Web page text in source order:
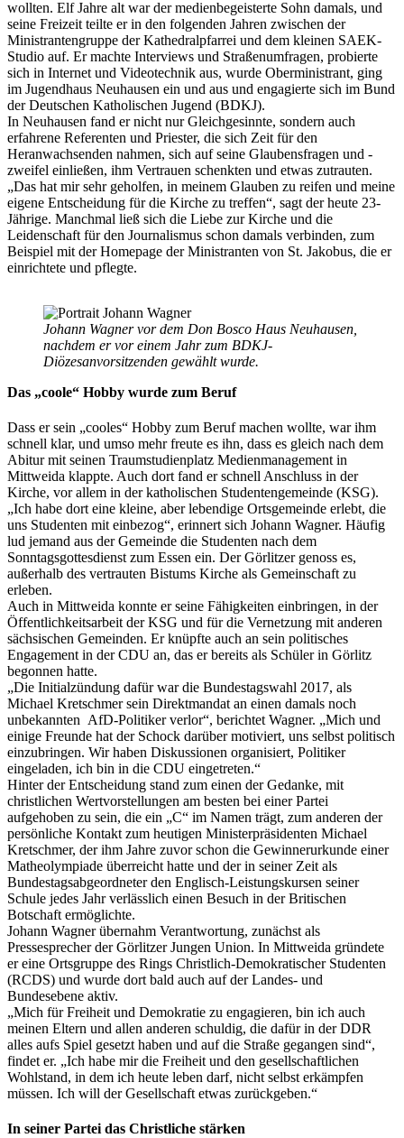
wollten. Elf Jahre alt war der medienbegeisterte Sohn damals, und
seine Freizeit teilte er in den folgenden Jahren zwischen der
Ministrantengruppe der Kathedralpfarrei und dem kleinen SAEK-
Studio auf. Er machte Interviews und Straßenumfragen, probierte
sich in Internet und Videotechnik aus, wurde Oberministrant, ging
im Jugendhaus Neuhausen ein und aus und engagierte sich im Bund
der Deutschen Katholischen Jugend (BDKJ).
In Neuhausen fand er nicht nur Gleichgesinnte, sondern auch
erfahrene Referenten und Priester, die sich Zeit für den
Heranwachsenden nahmen, sich auf seine Glaubensfragen und -
zweifel einließen, ihm Vertrauen schenkten und etwas zutrauten.
„Das hat mir sehr geholfen, in meinem Glauben zu reifen und meine
eigene Entscheidung für die Kirche zu treffen“, sagt der heute 23-
Jährige. Manchmal ließ sich die Liebe zur Kirche und die
Leidenschaft für den Journalismus schon damals verbinden, zum
Beispiel mit der Homepage der Ministranten von St. Jakobus, die er
einrichtete und pflegte.
Johann Wagner vor dem Don Bosco Haus Neuhausen,
nachdem er vor einem Jahr zum BDKJ-
Diözesanvorsitzenden gewählt wurde.
Das „coole“ Hobby wurde zum Beruf
Dass er sein „cooles“ Hobby zum Beruf machen wollte, war ihm
schnell klar, und umso mehr freute es ihn, dass es gleich nach dem
Abitur mit seinen Traumstudienplatz Medienmanagement in
Mittweida klappte. Auch dort fand er schnell Anschluss in der
Kirche, vor allem in der katholischen Studentengemeinde (KSG).
„Ich habe dort eine kleine, aber lebendige Ortsgemeinde erlebt, die
uns Studenten mit einbezog“, erinnert sich Johann Wagner. Häufig
lud jemand aus der Gemeinde die Studenten nach dem
Sonntagsgottesdienst zum Essen ein. Der Görlitzer genoss es,
außerhalb des vertrauten Bistums Kirche als Gemeinschaft zu
erleben.
Auch in Mittweida konnte er seine Fähigkeiten einbringen, in der
Öffentlichkeitsarbeit der KSG und für die Vernetzung mit anderen
sächsischen Gemeinden. Er knüpfte auch an sein politisches
Engagement in der CDU an, das er bereits als Schüler in Görlitz
begonnen hatte.
„Die Initialzündung dafür war die Bundestagswahl 2017, als
Michael Kretschmer sein Direktmandat an einen damals noch
unbekannten AfD-Politiker verlor“, berichtet Wagner. „Mich und
einige Freunde hat der Schock darüber motiviert, uns selbst politisch
einzubringen. Wir haben Diskussionen organisiert, Politiker
eingeladen, ich bin in die CDU eingetreten.“
Hinter der Entscheidung stand zum einen der Gedanke, mit
christlichen Wertvorstellungen am besten bei einer Partei
aufgehoben zu sein, die ein „C“ im Namen trägt, zum anderen der
persönliche Kontakt zum heutigen Ministerpräsidenten Michael
Kretschmer, der ihm Jahre zuvor schon die Gewinnerurkunde einer
Matheolympiade überreicht hatte und der in seiner Zeit als
Bundestagsabgeordneter den Englisch-Leistungskursen seiner
Schule jedes Jahr verlässlich einen Besuch in der Britischen
Botschaft ermöglichte.
Johann Wagner übernahm Verantwortung, zunächst als
Pressesprecher der Görlitzer Jungen Union. In Mittweida gründete
er eine Ortsgruppe des Rings Christlich-Demokratischer Studenten
(RCDS) und wurde dort bald auch auf der Landes- und
Bundesebene aktiv.
„Mich für Freiheit und Demokratie zu engagieren, bin ich auch
meinen Eltern und allen anderen schuldig, die dafür in der DDR
alles aufs Spiel gesetzt haben und auf die Straße gegangen sind“,
findet er. „Ich habe mir die Freiheit und den gesellschaftlichen
Wohlstand, in dem ich heute leben darf, nicht selbst erkämpfen
müssen. Ich will der Gesellschaft etwas zurückgeben.“
In seiner Partei das Christliche stärken